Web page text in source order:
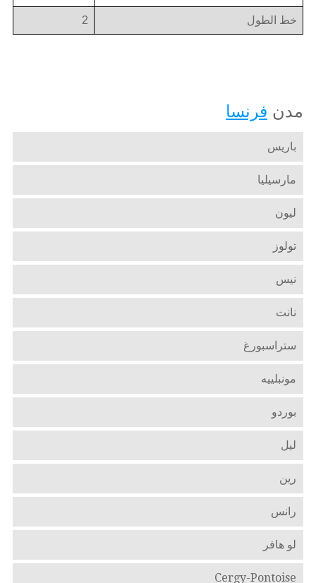
خط الطول 2
مدن فرنسا
باريس
مارسيليا
ليون
تولوز
نيس
نانت
ستراسبورغ
مونبلييه
بوردو
ليل
رين
رانس
لو هافر
Cergy-Pontoise